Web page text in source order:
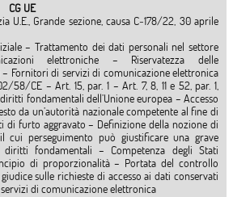
CG UE
U.E., Grande sezione, causa C‑178/22, 30 aprile
– Trattamento dei dati personali nel settore
elettroniche – Riservatezza delle
Fornitori di servizi di comunicazione elettronica
58/CE – Art. 15, par. 1 – Art. 7, 8, 11 e 52, par. 1,
fondamentali dell’Unione europea – Accesso
da un’autorità nazionale competente al fine di
di furto aggravato – Definizione della nozione di
cui perseguimento può giustificare una grave
diritti fondamentali – Competenza degli Stati
di proporzionalità – Portata del controllo
sulle richieste di accesso ai dati conservati
di comunicazione elettronica